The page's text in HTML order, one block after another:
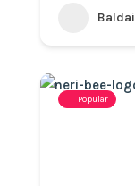
Baldai
Popular